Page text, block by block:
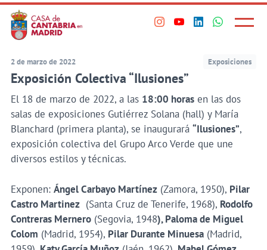
Saltar
al
contenido
principal
VisitaVisita
en
Visita
perfil
Visita
perfil
Principal
Menú
2 de marzo de 2022 Exposiciones
Exposición Colectiva “Ilusiones”
El 18 de marzo de 2022, a las 18:00 horasen las dos
salas de exposiciones Gutiérrez Solana (hall) y María
Blanchard (primera planta), se inaugurará “Ilusiones”,
exposición colectiva del Grupo Arco Verde que une
diversos estilos y técnicas.
Exponen: Ángel Carbayo Martínez(Zamora, 1950), Pilar
Castro Martinez(Santa Cruz de Tenerife, 1968), Rodolfo
Contreras Mernero(Segovia, 1948), Paloma de Miguel
Colom (Madrid, 1954), Pilar Durante Minuesa(Madrid,